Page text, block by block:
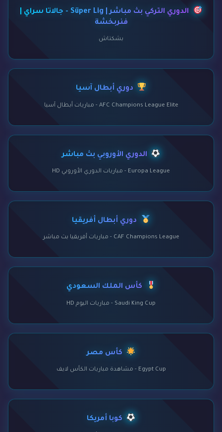
الدوري التركي بث مباشر | Süper Lig - جالاتا سراي |
فنربخشة
بشكتاش
دوري أبطال آسيا
AFC Champions League Elite - مباريات أبطال آسيا
الدوري الأوروبي بث مباشر
Europa League - مباريات الدوري الأوروبي HD
دوري أبطال أفريقيا
CAF Champions League - مباريات أفريقيا بث مباشر
كأس الملك السعودي
Saudi King Cup - مباريات اليوم HD
كأس مصر
Egypt Cup - مشاهدة مباريات الكأس لايف
كوبا أمريكا